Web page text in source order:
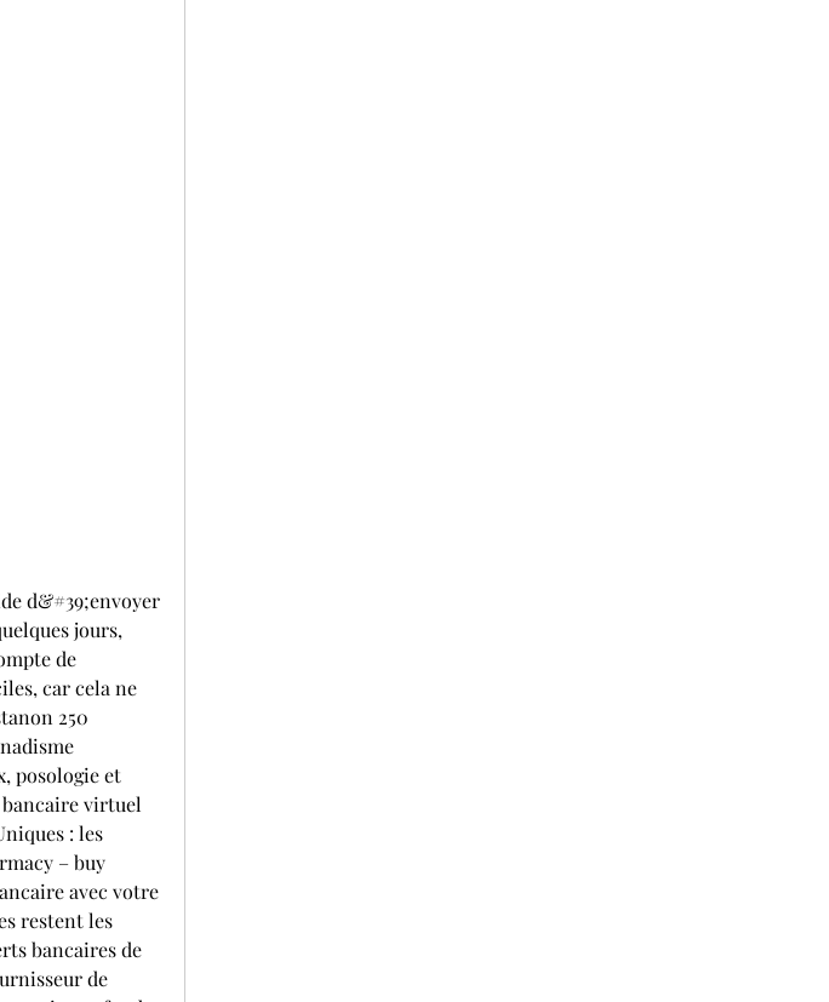
d&#39;envoyer
jours,
de
car cela ne
250
posologie et
virtuel
: les
– buy
avec votre
restent les
bancaires de
de